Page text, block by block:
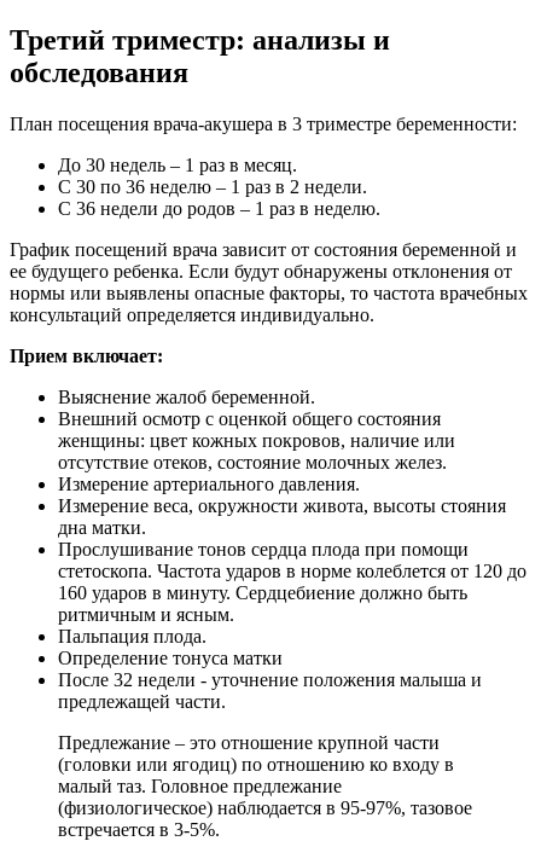
Третий триместр: анализы и
обследования
План посещения врача-акушера в 3 триместре беременности:
До 30 недель – 1 раз в месяц.
С 30 по 36 неделю – 1 раз в 2 недели.
С 36 недели до родов – 1 раз в неделю.
График посещений врача зависит от состояния беременной и
ее будущего ребенка. Если будут обнаружены отклонения от
нормы или выявлены опасные факторы, то частота врачебных
консультаций определяется индивидуально.
Прием включает:
Выяснение жалоб беременной.
Внешний осмотр с оценкой общего состояния
женщины: цвет кожных покровов, наличие или
отсутствие отеков, состояние молочных желез.
Измерение артериального давления.
Измерение веса, окружности живота, высоты стояния
дна матки.
Прослушивание тонов сердца плода при помощи
стетоскопа. Частота ударов в норме колеблется от 120 до
160 ударов в минуту. Сердцебиение должно быть
ритмичным и ясным.
Пальпация плода.
Определение тонуса матки
После 32 недели - уточнение положения малыша и
предлежащей части.
Предлежание – это отношение крупной части
(головки или ягодиц) по отношению ко входу в
малый таз. Головное предлежание
(физиологическое) наблюдается в 95-97%, тазовое
встречается в 3-5%.